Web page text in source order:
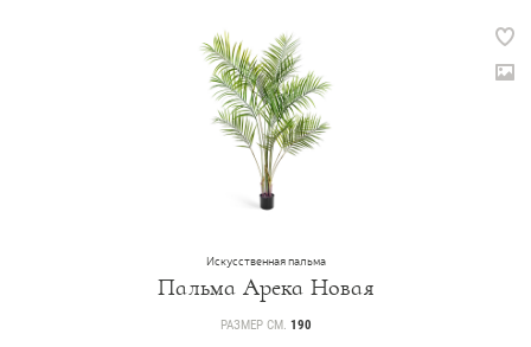
Искусственная пальма
Пальма Арека Новая
РАЗМЕР СМ. 190